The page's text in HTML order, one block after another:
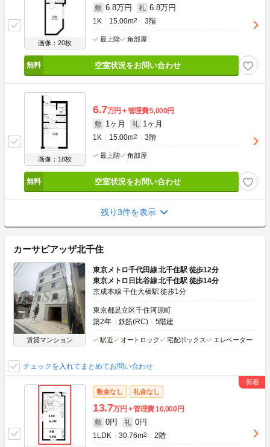
画像：20枚
敷 6.8万円 礼 6.8万円
1K 15.00m2 3階
最上階 角部屋
空室状況をお問い合わせ
画像：18枚
6.7万円 管理費5,000円
敷 1ヶ月 礼 1ヶ月
1K 15.00m2 3階
最上階 角部屋
空室状況をお問い合わせ
残り3件を表示
カーサピアッザ北千住
賃貸マンション
東京メトロ千代田線 北千住駅 徒歩12分
東京メトロ日比谷線 北千住駅 徒歩14分
京成本線 千住大橋駅 徒歩1分
東京都足立区千住河原町
築2年
鉄筋(RC) 5階建
駅近 オートロック 宅配ボックス エレベーター
チェックを入れてまとめてお問い合わせ
敷金なし 礼金なし
13.7万円 管理費10,000円
敷 0円 礼 0円
1LDK 30.76m2 2階